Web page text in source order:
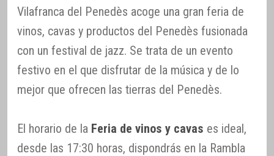
Vilafranca del Penedès acoge una gran feria de
vinos, cavas y productos del Penedès fusionada
con un festival de jazz. Se trata de un evento
festivo en el que disfrutar de la música y de lo
mejor que ofrecen las tierras del Penedès.
El horario de la Feria de vinos y cavas es ideal,
desde las 17:30 horas, dispondrás en la Rambla